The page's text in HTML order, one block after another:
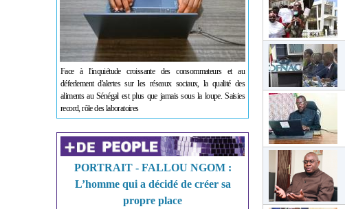
Face à l'inquiétude croissante des consommateurs et au
déferlement d'alertes sur les réseaux sociaux, la qualité des
aliments au Sénégal est plus que jamais sous la loupe. Saisies
record, rôle des laboratoires
PORTRAIT - FALLOU NGOM :
L’homme qui a décidé de créer sa
propre place